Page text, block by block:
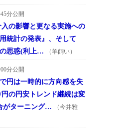
分公開
の影響と更なる実施への
統計の発表』、そして
の思惑(利上…
（羊飼い）
分公開
円は一時的に方向感を失
の円安トレンド継続は変
がターニング…
（今井雅